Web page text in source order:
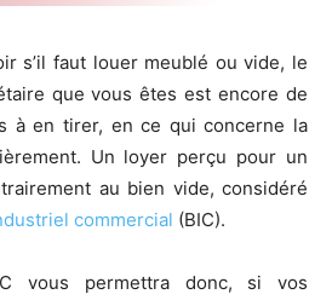
s’il faut louer meublé ou vide, le
que vous êtes est encore de
à en tirer, en ce qui concerne la
Un loyer perçu pour un
au bien vide, considéré
commercial (BIC).
vous permettra donc, si vos